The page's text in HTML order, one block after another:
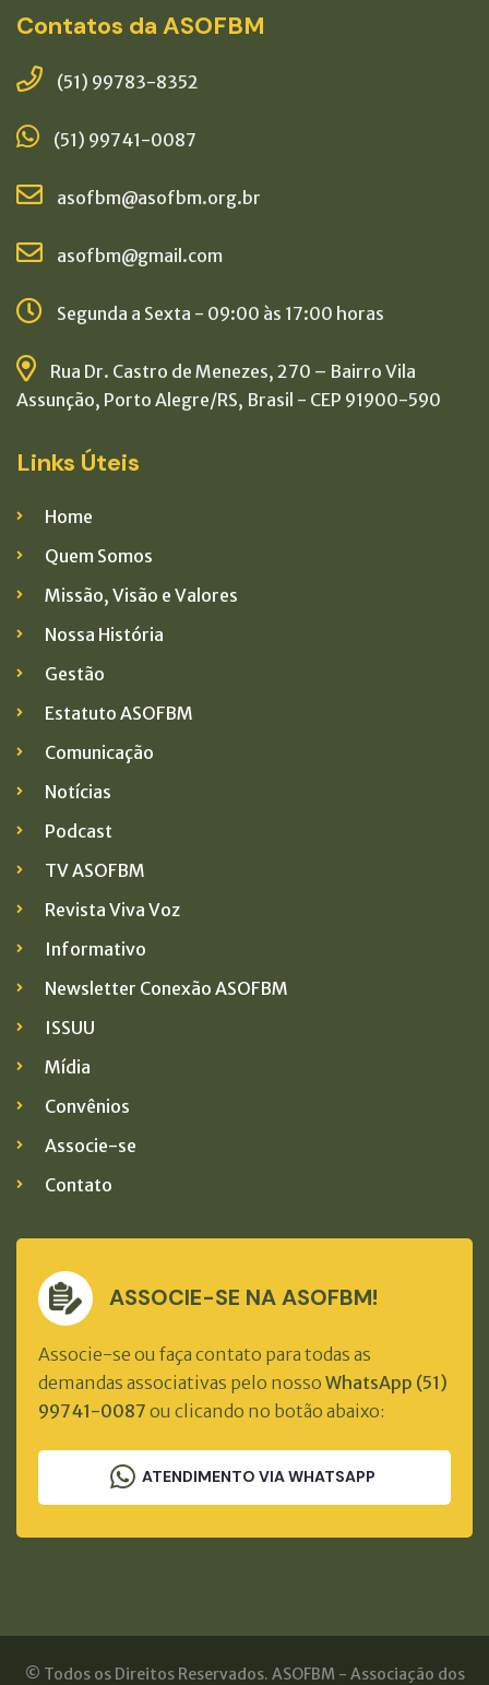
Contatos da ASOFBM
(51) 99783-8352
(51) 99741-0087
asofbm@asofbm.org.br
asofbm@gmail.com
Segunda a Sexta - 09:00 às 17:00 horas
Rua Dr. Castro de Menezes, 270 – Bairro Vila
Assunção, Porto Alegre/RS, Brasil - CEP 91900-590
Links Úteis
Home
Quem Somos
Missão, Visão e Valores
Nossa História
Gestão
Estatuto ASOFBM
Comunicação
Notícias
Podcast
TV ASOFBM
Revista Viva Voz
Informativo
Newsletter Conexão ASOFBM
ISSUU
Mídia
Convênios
Associe-se
Contato
ASSOCIE-SE NA ASOFBM!
Associe-se ou faça contato para todas as
demandas associativas pelo nosso WhatsApp (51)
99741-0087 ou clicando no botão abaixo:
ATENDIMENTO VIA WHATSAPP
© Todos os Direitos Reservados. ASOFBM - Associação dos